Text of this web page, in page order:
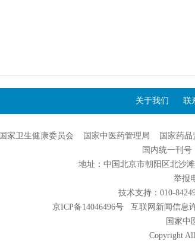
关于我们 联
国家卫生健康委员会 国家中医药管理局 国家药
国内统一刊号
地址：中国北京市朝阳区北沙
举报
技术支持：010-
京ICP备14046496号
互联网新闻信息
国家中
Copyright